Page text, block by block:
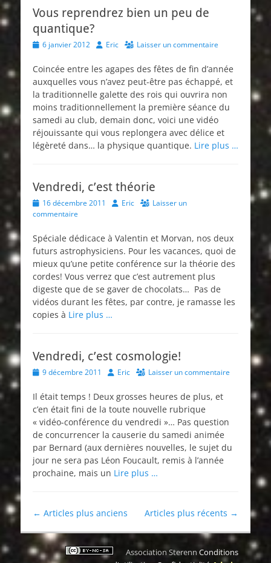
Vous reprendrez bien un peu de
quantique?
Posted6 janvier 2012 Author
Eric Laisser un commentaire
Coincée entre les agapes des fêtes de fin d’année
auxquelles vous n’avez peut-être pas échappé, et
la traditionnelle galette des rois qui ouvrira non
moins traditionnellement la première séance du
samedi au club, demain donc, voici une vidéo
réjouissante qui vous replongera avec délice et
légèreté dans… la physique quantique. Lire plus …
Vendredi, c’est théorie
Posted
on
16 décembre 2011 Author
Eric
Laisser un
commentaire
Spéciale dédicace à Valentin et Morvan, nos deux
futurs astrophysiciens. Pour les vacances, quoi de
mieux qu’une petite conférence sur la théorie des
cordes! Vous verrez que c’est autrement plus
digeste que de se gaver de chocolats… Pas de
vidéos durant les fêtes, par contre, je ramasse les
copies à Lire plus …
Vendredi, c’est cosmologie!
Posted
9 décembre 2011 Author
Eric Laisser un commentaire
Il était temps ! Deux grosses heures de plus, et
c’en était fini de la toute nouvelle rubrique
« vidéo-conférence du vendredi »… Pas question
de concurrencer la causerie du samedi animée
par Bernard (aux dernières nouvelles, le sujet du
jour ne sera pas Léon Foucault, remis à l’année
prochaine, mais un Lire plus …
Navigation
articles
← Articles plus anciens Articles plus récents →
Association Sterenn Conditions